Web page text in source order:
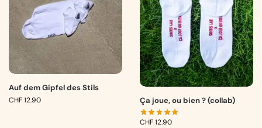
Auf dem Gipfel des Stils
CHF12.90 Ça joue, ou bien ? (collab)
CHF12.90